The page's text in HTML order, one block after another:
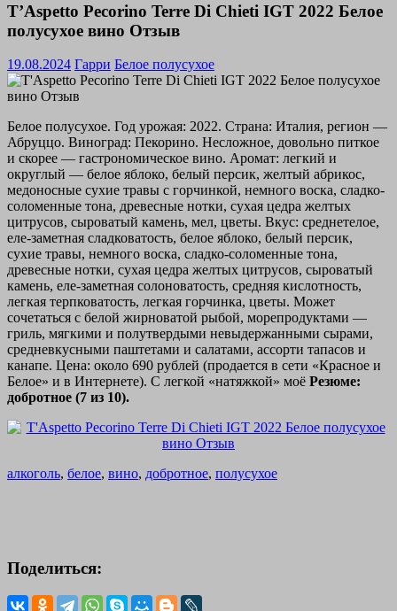
T’Aspetto Pecorino Terre Di Chieti IGT 2022 Белое
полусухое вино Отзыв
19.08.2024 Гарри Белое полусухое
Белое полусухое. Год урожая: 2022. Страна: Италия, регион —
Абруццо. Виноград: Пекорино. Несложное, довольно питкое
и скорее — гастрономическое вино. Аромат: легкий и
округлый — белое яблоко, белый персик, желтый абрикос,
медоносные сухие травы с горчинкой, немного воска, сладко-
соломенные тона, древесные нотки, сухая цедра желтых
цитрусов, сыроватый камень, мел, цветы. Вкус: среднетелое,
еле-заметная сладковатость, белое яблоко, белый персик,
сухие травы, немного воска, сладко-соломенные тона,
древесные нотки, сухая цедра желтых цитрусов, сыроватый
камень, еле-заметная солоноватость, средняя кислотность,
легкая терпковатость, легкая горчинка, цветы. Может
сочетаться с белой жирноватой рыбой, морепродуктами —
гриль, мягкими и полутвердыми невыдержанными сырами,
средневкусными паштетами и салатами, ассорти тапасов и
канапе. Цена: около 690 рублей (продается в сети «Красное и
Белое» и в Интернете). С легкой «натяжкой» моё Резюме:
добротное (7 из 10).
алкоголь, белое, вино, добротное, полусухое
Поделиться: